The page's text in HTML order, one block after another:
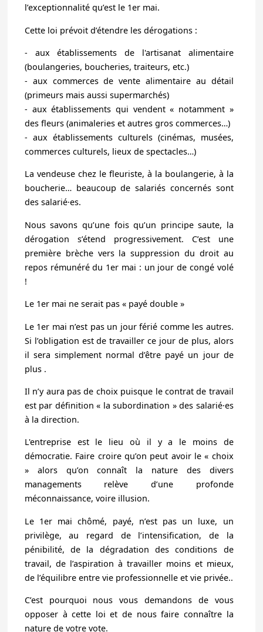
l’exceptionnalité qu’est le 1er mai.
Cette loi prévoit d’étendre les dérogations :
- aux établissements de l'artisanat alimentaire
(boulangeries, boucheries, traiteurs, etc.)
- aux commerces de vente alimentaire au détail
(primeurs mais aussi supermarchés)
- aux établissements qui vendent « notamment »
des fleurs (animaleries et autres gros commerces…)
- aux établissements culturels (cinémas, musées,
commerces culturels, lieux de spectacles…)
La vendeuse chez le fleuriste, à la boulangerie, à la
boucherie… beaucoup de salariés concernés sont
des salarié·es.
Nous savons qu’une fois qu’un principe saute, la
dérogation s’étend progressivement. C’est une
première brèche vers la suppression du droit au
repos rémunéré du 1er mai : un jour de congé volé
!
Le 1er mai ne serait pas « payé double »
Le 1er mai n’est pas un jour férié comme les autres.
Si l’obligation est de travailler ce jour de plus, alors
il sera simplement normal d’être payé un jour de
plus .
Il n’y aura pas de choix puisque le contrat de travail
est par définition « la subordination » des salarié·es
à la direction.
L'entreprise est le lieu où il y a le moins de
démocratie. Faire croire qu’on peut avoir le « choix
» alors qu’on connaît la nature des divers
managements relève d’une profonde
méconnaissance, voire illusion.
Le 1er mai chômé, payé, n’est pas un luxe, un
privilège, au regard de l’intensification, de la
pénibilité, de la dégradation des conditions de
travail, de l’aspiration à travailler moins et mieux,
de l’équilibre entre vie professionnelle et vie privée..
C’est pourquoi nous vous demandons de vous
opposer à cette loi et de nous faire connaître la
nature de votre vote.